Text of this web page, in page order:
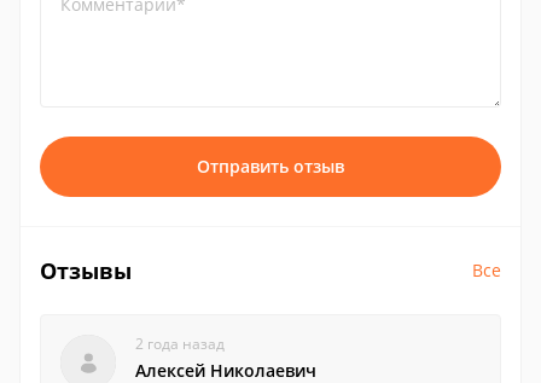
Отправить отзыв
Отзывы Все
2 года назад
Алексей Николаевич